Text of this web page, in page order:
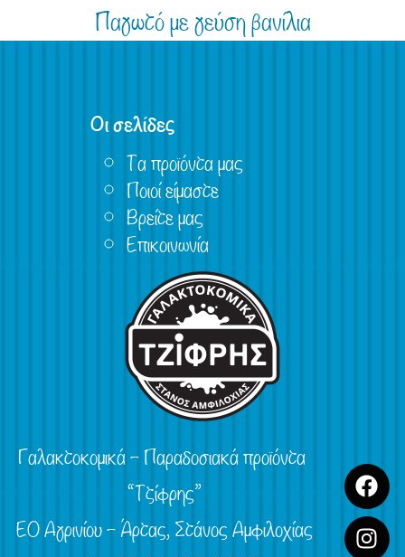
Παγωτό με γεύση βανίλια
Οι σελίδες
Τα προϊόντα μας
Ποιοί είμαστε
Βρείτε μας
Επικοινωνία
Γαλακτοκομικά – Παραδοσιακά προϊόντα
“Τζίφρης”
ΕΟ Αγρινίου – Άρτας, Στάνος Αμφιλοχίας